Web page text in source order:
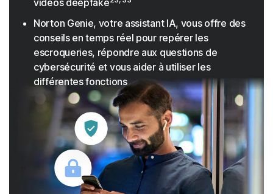
vidéos deepfake
Norton Genie, votre assistant IA, vous offre des
conseils en temps réel pour repérer les
escroqueries, répondre aux questions de
cybersécurité et vous aider à utiliser les
différentes fonctions